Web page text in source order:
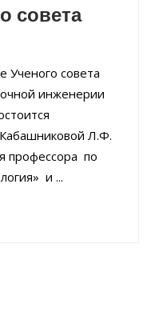
совета
Ученого совета
инженерии
Л.Ф.
профессора по
и ...